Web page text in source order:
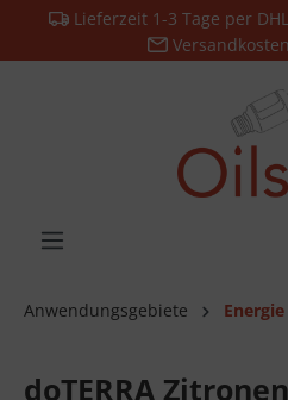
springenLieferzeit 1-3 Tage per DHL
Anwendungsgebiete
doTERRA